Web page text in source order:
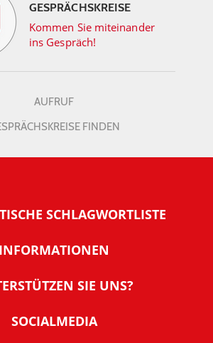
GESPRÄCHSKREISE
Kommen Sie miteinander
ins Gespräch!
AUFRUF
FINDEN
SCHLAGWORTLISTE
INFORMATIONEN
NachDenkSeiten
Nutzung der NachDenkSeiten
SIE UNS?
SOCIALMEDIA